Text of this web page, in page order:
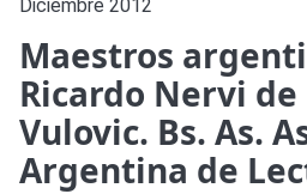
Diciembre 2012
Maestros
Ricardo Nervi de
Vulovic. Bs. As.
Argentina de